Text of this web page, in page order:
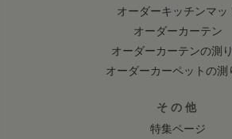
オーダーキッチンマッ
オーダーカーテン
オーダーカーテンの測
オーダーカーペットの測
その他
特集ページ